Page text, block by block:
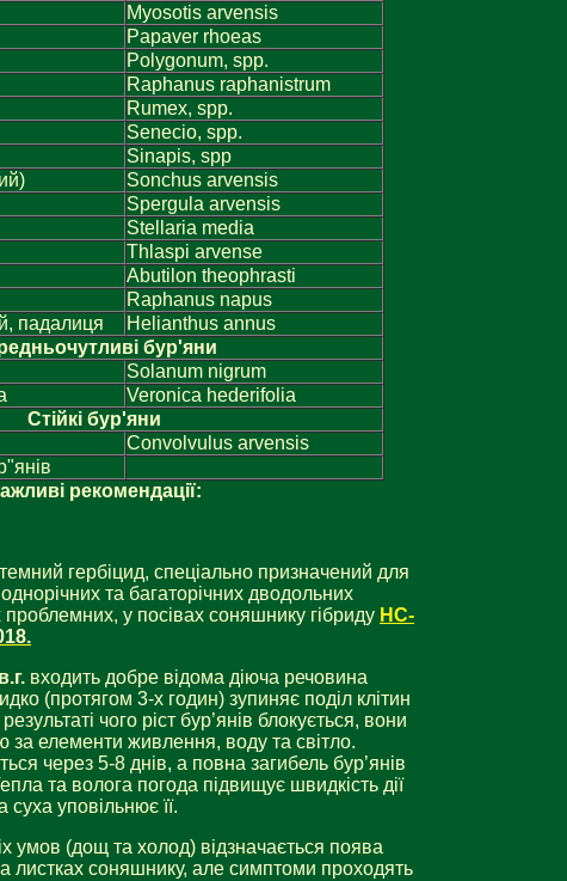
Myosotis arvensis
Papaver rhoeas
Polygonum, spp.
Raphanus raphanistrum
Rumex, spp.
Senecio, spp.
Sinapis, spp
Sonchus arvensis
Spergula arvensis
Stellaria media
Thlaspi arvense
Abutilon theophrasti
Raphanus napus
падалиця
Helianthus annus
бур'яни
Solanum nigrum
Veronica hederifolia
Стійкібур'яни
Convolvulus arvensis
ливі рекомендації:
гербіцид, спеціально призначений для
та багаторічних дводольних
проблемних, у посівах соняшнику гібриду НС-
.
входить добре відома діюча речовина
(протягом 3-х годин) зупиняє поділ клітин
чого ріст бур’янів блокується, вони
за елементи живлення, воду та світло.
через 5-8 днів, а повна загибель бур’янів
та волога погода підвищує швидкість дії
суха уповільнює її.
умов (дощ та холод) відзначається поява
листках соняшнику, але симптоми проходять